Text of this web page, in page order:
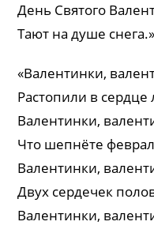
День Святого
Тают на душе снега.»
«Валентинки,
Растопили в сердце
Валентинки,
Что шепнёте
Валентинки,
Двух сердечек
Валентинки,